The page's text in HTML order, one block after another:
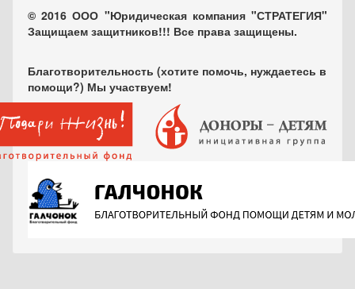
© 2016 ООО "Юридическая компания "СТРАТЕГИЯ"
Защищаем защитников!!! Все права защищены.
Благотворительность (хотите помочь, нуждаетесь в
помощи?) Мы участвуем!